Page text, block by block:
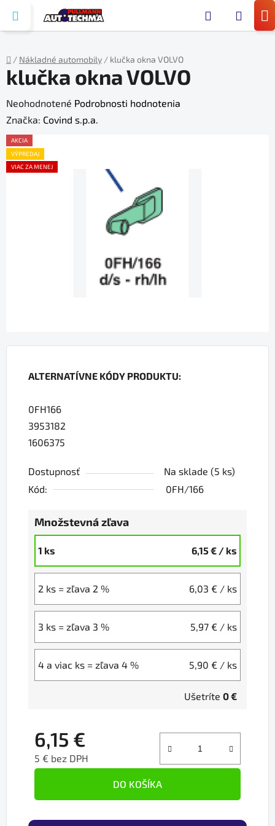
obsah
Domov
/ Nákladné automobily / klučka okna VOLVO
ALTERNATÍVNE KÓDY PRODUKTU:
0FH166
3953182
1606375
Dostupnosť Na sklade (5 ks)
Kód:
0FH/166
Množstevná zľava
1 ks 6,15 € / ks
2 ks = zľava 2 % 6,03 € / ks
3 ks = zľava 3 % 5,97 € / ks
4 a viac ks = zľava 4 % 5,90 € / ks
Ušetríte 0 €
6,15 €
5 € bez DPH
DO KOŠÍKA
klučka okna VOLVO
Priemerné
hodnotenie
produktu
je
0,0
Neohodnotené Podrobnosti hodnotenia
Značka: Covind s.p.a.
AKCIA
VÝPREDAJ
VIAC ZA MENEJ